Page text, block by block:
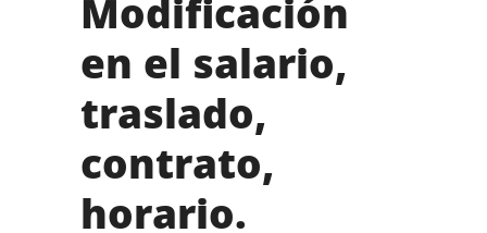
Modificación
en el salario,
traslado,
contrato,
horario.